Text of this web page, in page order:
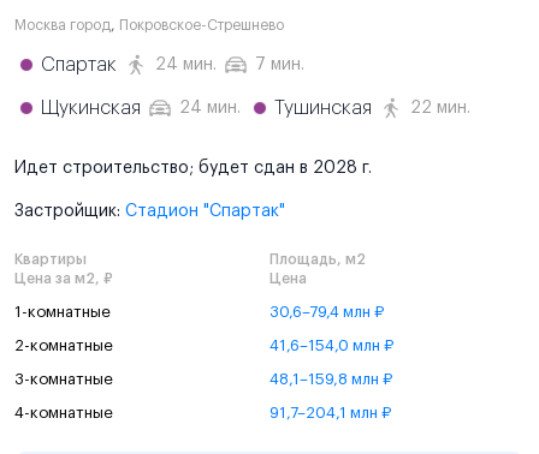
Москва город, Покровское-Стрешнево
Спартак 24 мин. 7 мин.
Щукинская 24 мин. Тушинская 22 мин.
Идет строительство; будет сдан в 2028 г.
Застройщик: Стадион "Спартак"
Квартиры
Площадь, м2
Цена за м2, ₽
Цена
1-комнатные 30,6–79,4 млн ₽
2-комнатные 41,6–154,0 млн ₽
3-комнатные 48,1–159,8 млн ₽
4-комнатные 91,7–204,1 млн ₽